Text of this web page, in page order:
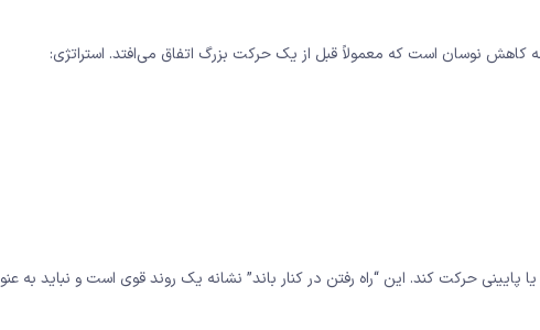
حرکت کند. این “راه رفتن در کنار باند” نشانه یک روند قوی است و نباید به